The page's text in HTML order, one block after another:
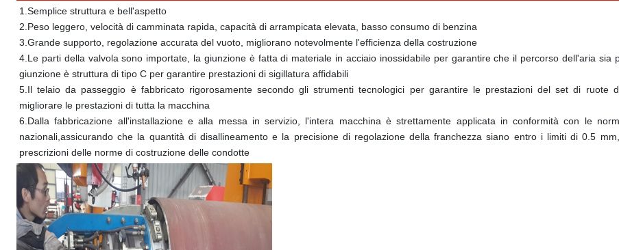
1. Semplice struttura e bell'aspetto
2. Peso leggero, velocità di camminata rapida, capacità di arrampicata elevata, basso consumo di benzina
3. Grande supporto, regolazione accurata del vuoto, migliorano notevolmente l'efficienza della costruzione
4. Le parti della valvola sono importate, la giunzione è fatta di materiale in acciaio inossidabile per garantire che il percorso dell'aria sia
giunzione è struttura di tipo C per garantire prestazioni di sigillatura affidabili
5. Il telaio da passeggio è fabbricato rigorosamente secondo gli strumenti tecnologici per garantire le prestazioni del set di ruote
migliorare le prestazioni di tutta la macchina
6. Dalla fabbricazione all'installazione e alla messa in servizio, l'intera macchina è strettamente applicata in conformità con le
nazionali,assicurando che la quantità di disallineamento e la precisione di regolazione della franchezza siano entro i limiti di 0.5
prescrizioni delle norme di costruzione delle condotte